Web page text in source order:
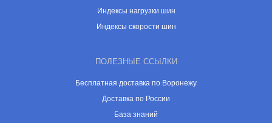
Индексы нагрузки шин
Индексы скорости шин
ПОЛЕЗНЫЕ ССЫЛКИ
Бесплатная доставка по Воронежу
Доставка по России
База знаний